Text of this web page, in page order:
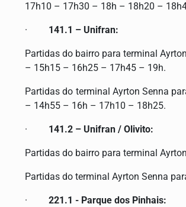
17h10 – 17h30 – 18h –
· 141.1 – Unifran:
Partidas do bairro para terminal
– 15h15 – 16h25 – 17h45 – 19h.
Partidas do terminal Ayrton Senna
– 14h55 – 16h – 17h10 – 18h25.
· 141.2 – Unifran / Olivito:
Partidas do bairro para terminal
Partidas do terminal Ayrton Senna
· 221.1 - Parque dos Pinhais: